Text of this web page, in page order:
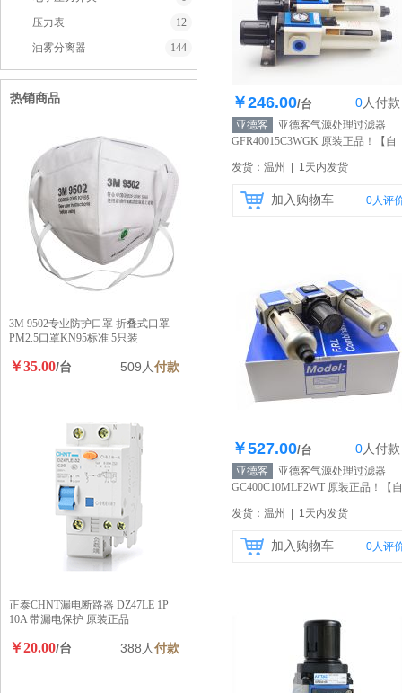
库存100个
￥246.00/台 0人付款
亚德客
亚德客气源处理过滤器
GFR40015C3WGK 原装正品！
【自
发货：温州 | 1天内发货
加入购物车 0人评
库存100个
￥527.00/台 0人付款
亚德客
亚德客气源处理过滤器
GC400C10MLF2WT 原装正品！
【自
发货：温州 | 1天内发货
加入购物车 0人评
压力表
12
油雾分离器
144
热销商品
3M 9502专业防护口罩 折叠式口罩
PM2.5口罩KN95标准 5只装
￥35.00/台 509人付款
正泰CHNT漏电断路器 DZ47LE 1P
10A 带漏电保护 原装正品
￥20.00/台 388人付款